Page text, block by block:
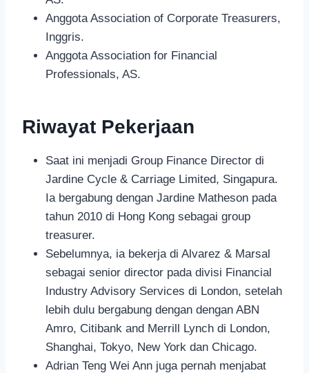
Anggota Association of Corporate Treasurers,
Inggris.
Anggota Association for Financial
Professionals, AS.
Riwayat Pekerjaan
Saat ini menjadi Group Finance Director di
Jardine Cycle & Carriage Limited, Singapura.
Ia bergabung dengan Jardine Matheson pada
tahun 2010 di Hong Kong sebagai group
treasurer.
Sebelumnya, ia bekerja di Alvarez & Marsal
sebagai senior director pada divisi Financial
Industry Advisory Services di London, setelah
lebih dulu bergabung dengan dengan ABN
Amro, Citibank and Merrill Lynch di London,
Shanghai, Tokyo, New York dan Chicago.
Adrian Teng Wei Ann juga pernah menjabat